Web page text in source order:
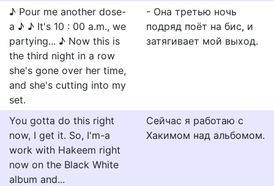
♪ Pour me another dose-
a ♪ ♪ It's 10 : 00 a.m., we
partying... ♪ Now this is
the third night in a row
she's gone over her time,
and she's cutting into my
set.
- Она третью ночь
подряд поёт на бис, и
затягивает мой выход.
You gotta do this right
now, I get it. So, I'm-a
work with Hakeem right
now on the Black White
album and...
Сейчас я работаю с
Хакимом над альбомом.